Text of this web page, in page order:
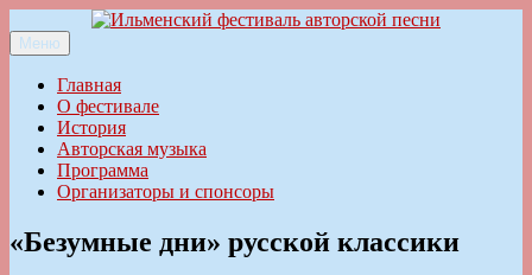
к
содержимому
Ильменский фестиваль авторской песни
Меню
Главная
О фестивале
История
Авторская музыка
Программа
Организаторы и спонсоры
«Безумные дни» русской классики